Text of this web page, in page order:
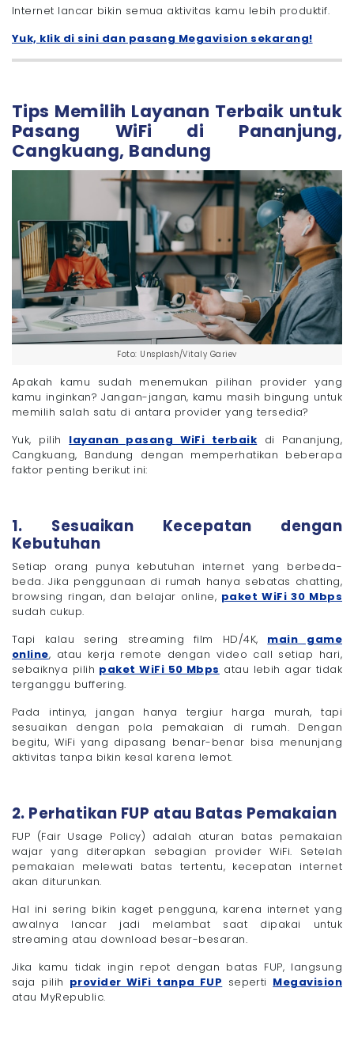
Internet lancar bikin semua aktivitas kamu lebih produktif.
Yuk, klik di sini dan pasang Megavision sekarang!
Tips Memilih Layanan Terbaik untuk
Pasang WiFi di Pananjung,
Cangkuang, Bandung
Foto: Unsplash/Vitaly Gariev
Apakah kamu sudah menemukan pilihan provider yang
kamu inginkan? Jangan-jangan, kamu masih bingung untuk
memilih salah satu di antara provider yang tersedia?
Yuk, pilih layanan pasang WiFi terbaik di Pananjung,
Cangkuang, Bandung dengan memperhatikan beberapa
faktor penting berikut ini:
1. Sesuaikan Kecepatan dengan
Kebutuhan
Setiap orang punya kebutuhan internet yang berbeda-
beda. Jika penggunaan di rumah hanya sebatas chatting,
browsing ringan, dan belajar online, paket WiFi 30 Mbps
sudah cukup.
Tapi kalau sering streaming film HD/4K, main game
online, atau kerja remote dengan video call setiap hari,
sebaiknya pilih paket WiFi 50 Mbps atau lebih agar tidak
terganggu buffering.
Pada intinya, jangan hanya tergiur harga murah, tapi
sesuaikan dengan pola pemakaian di rumah. Dengan
begitu, WiFi yang dipasang benar-benar bisa menunjang
aktivitas tanpa bikin kesal karena lemot.
2. Perhatikan FUP atau Batas Pemakaian
FUP (Fair Usage Policy) adalah aturan batas pemakaian
wajar yang diterapkan sebagian provider WiFi. Setelah
pemakaian melewati batas tertentu, kecepatan internet
akan diturunkan.
Hal ini sering bikin kaget pengguna, karena internet yang
awalnya lancar jadi melambat saat dipakai untuk
streaming atau download besar-besaran.
Jika kamu tidak ingin repot dengan batas FUP, langsung
saja pilih provider WiFi tanpa FUP seperti Megavision
atau MyRepublic.